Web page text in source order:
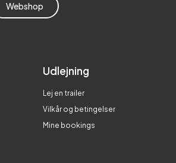
Webshop
Udlejning
Lej en trailer
Vilkår og betingelser
Mine bookings